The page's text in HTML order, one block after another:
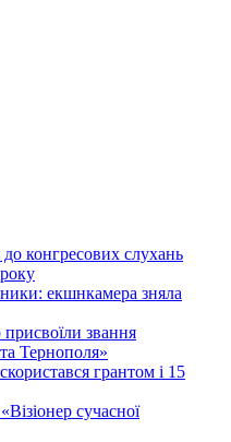
конгресових слухань
екшнкамера зняла
звання
Тернополя»
грантом і 15
сучасної